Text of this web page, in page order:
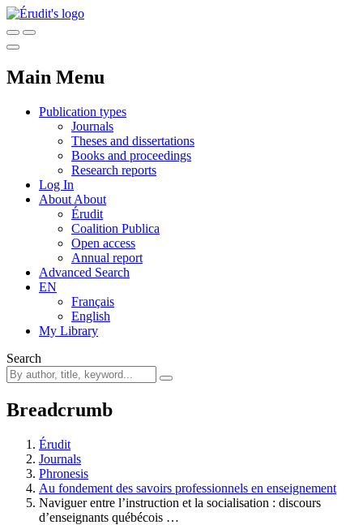
Main Menu
Publication types
Journals
Theses and dissertations
Books and proceedings
Research reports
Log In
About About
Érudit
Coalition Publica
Open access
Annual report
Advanced Search
EN
Français
English
My Library
Search
Breadcrumb
Érudit
Journals
Phronesis
Au fondement des savoirs professionnels en enseignement
Naviguer entre l’instruction et la socialisation : discours
d’enseignants québécois …